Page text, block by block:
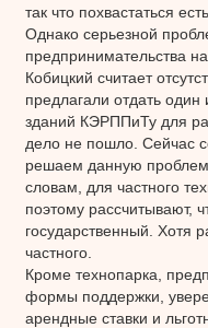
так что похвастаться
Однако серьезной
предпринимательства
Кобицкий считает
предлагали отдать
зданий КЭРППиТу для
дело не пошло. Сейчас
решаем данную
словам, для частного
поэтому рассчитывают,
государственный. Хотя
частного.
Кроме технопарка,
формы поддержки,
арендные ставки и